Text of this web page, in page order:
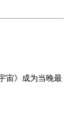
宙》成为当晚最